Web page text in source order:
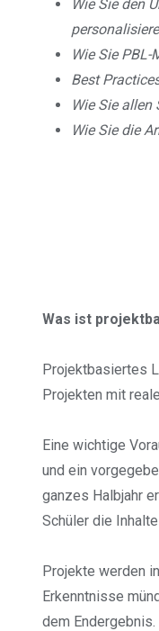
Wie Sie den
Wie Sie
Best
Wie Sie allen
Wie Sie die
Was ist
Projektbasiertes
Projekten mit
Eine wichtige
und ein
ganzes Halbjahr
Schüler die
Projekte werden
Erkenntnisse
dem Endergebnis.